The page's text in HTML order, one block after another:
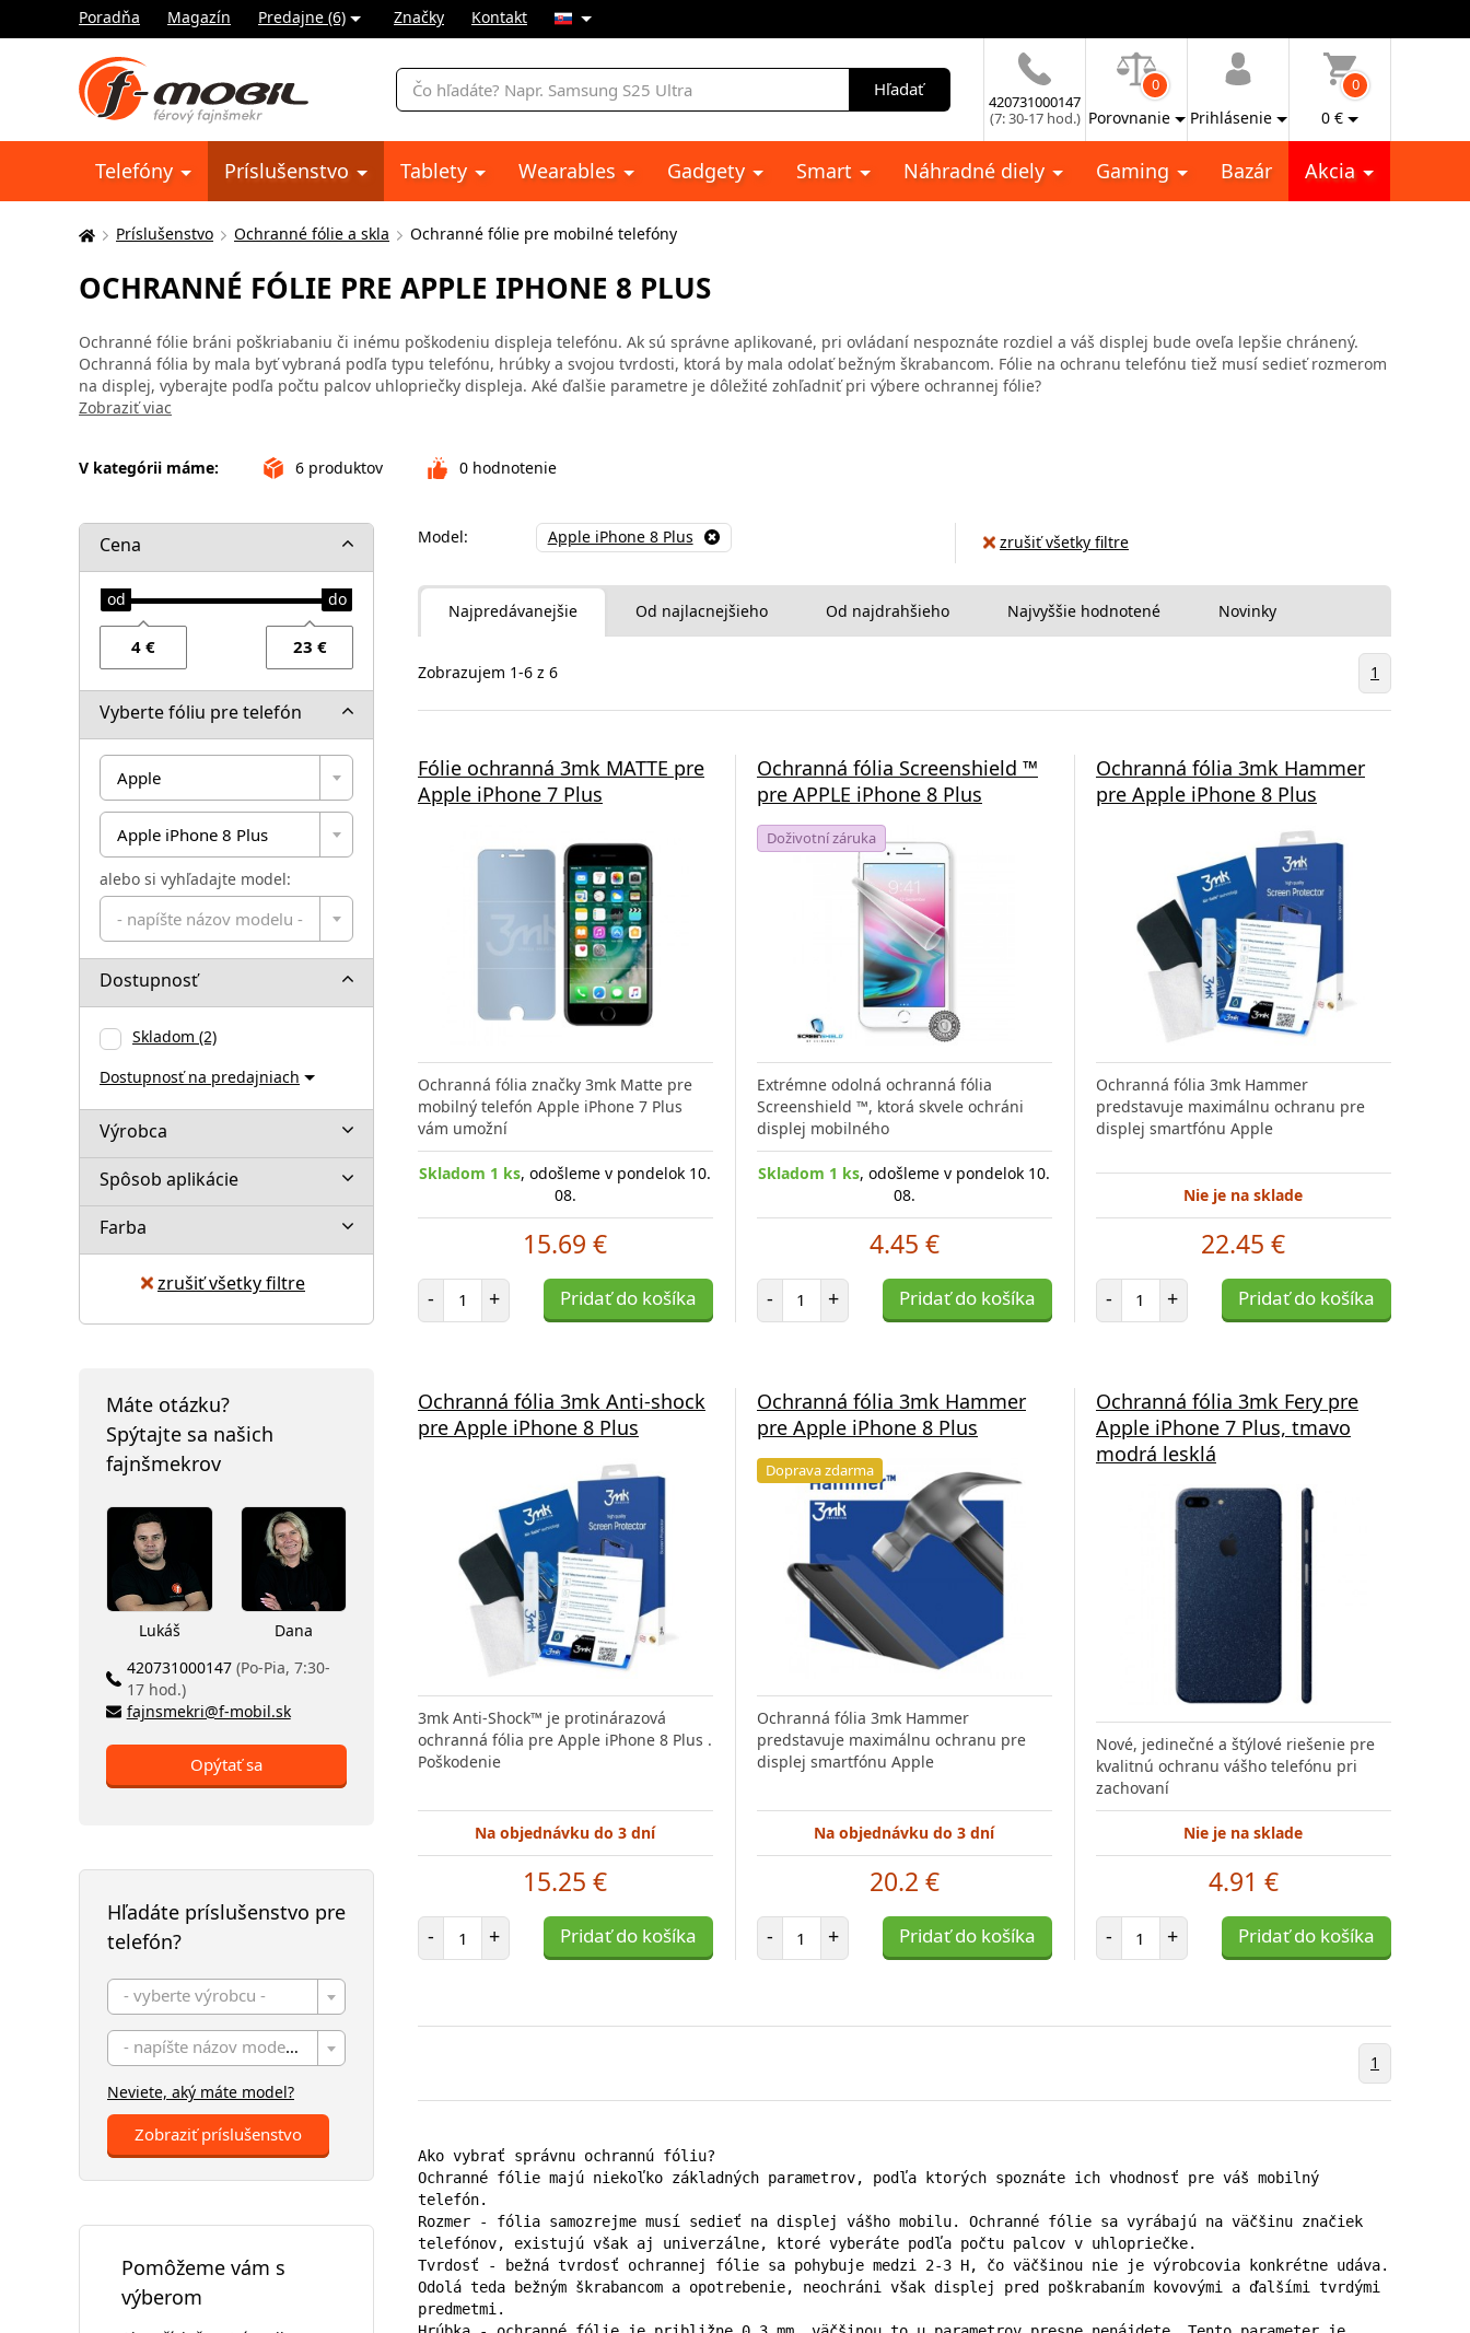
Poradňa Magazín Predajne (6) Značky Kontakt
Vyhľadávanie
Hľadať
420731000147
(7: 30-17 hod.)
0
Porovnanie Prihlásenie
0
0 €
Telefóny Príslušenstvo Tablety Wearables Gadgety Smart Náhradné diely Gaming Bazár Akcia
Tu
nachádzate:
Príslušenstvo Ochranné fólie a skla Ochranné fólie pre mobilné telefóny
OCHRANNÉ FÓLIE PRE APPLE IPHONE 8 PLUS
Ochranné fólie bráni poškriabaniu či inému poškodeniu displeja telefónu. Ak sú správne aplikované, pri ovládaní nespoznáte rozdiel a váš displej bude oveľa lepšie chránený.
Ochranná fólia by mala byť vybraná podľa typu telefónu, hrúbky a svojou tvrdosti, ktorá by mala odolať bežným škrabancom. Fólie na ochranu telefónu tiež musí sedieť rozmerom
na displej, vyberajte podľa počtu palcov uhlopriečky displeja. Aké ďalšie parametre je dôležité zohľadniť pri výbere ochrannej fólie?
Zobraziť viac
V kategórii máme: 6 produktov 0 hodnotenie
Cena
Vyberte fóliu pre telefón
Apple
Apple iPhone 8 Plus
alebo si vyhľadajte model:
- napíšte názov modelu -
Dostupnosť
Skladom (2)
Dostupnosť na predajniach
Výrobca
Spôsob aplikácie
Farba
zrušiť všetky filtre
Máte otázku?
Spýtajte sa našich
fajnšmekrov
Lukáš
Dana
420731000147 (Po-Pia, 7:30-
17 hod.)
fajnsmekri@f-mobil.sk
Opýtať sa
Hľadáte príslušenstvo pre
telefón?
- vyberte výrobcu -
- napíšte názov modelu -
Neviete, aký máte model?
Zobraziť príslušenstvo
Pomôžeme vám s
výberom
Model: Apple iPhone 8 Plus zrušiť všetky filtre
Najpredávanejšie Od najlacnejšieho Od najdrahšieho Najvyššie hodnotené Novinky
Zobrazujem 1-6 z 6 1
Fólie ochranná 3mk MATTE pre
Apple iPhone 7 Plus
Ochranná fólia značky 3mk Matte pre
mobilný telefón Apple iPhone 7 Plus
vám umožní
Skladom 1 ks, odošleme v pondelok 10.
08.
15.69 €
- Počet položiek
+ Pridať do košíka
Ochranná fólia Screenshield ™
pre APPLE iPhone 8 Plus
Doživotní záruka
Extrémne odolná ochranná fólia
Screenshield ™, ktorá skvele ochráni
displej mobilného
Skladom 1 ks, odošleme v pondelok 10.
08.
4.45 €
- Počet položiek
+ Pridať do košíka
Ochranná fólia 3mk Hammer
pre Apple iPhone 8 Plus
Ochranná fólia 3mk Hammer
predstavuje maximálnu ochranu pre
displej smartfónu Apple
Nie je na sklade
22.45 €
- Počet položiek
+ Pridať do košíka
Ochranná fólia 3mk Anti-shock
pre Apple iPhone 8 Plus
3mk Anti-Shock™ je protinárazová
ochranná fólia pre Apple iPhone 8 Plus .
Poškodenie
Na objednávku do 3 dní
15.25 €
- Počet položiek
+ Pridať do košíka
Ochranná fólia 3mk Hammer
pre Apple iPhone 8 Plus
Doprava zdarma
Ochranná fólia 3mk Hammer
predstavuje maximálnu ochranu pre
displej smartfónu Apple
Na objednávku do 3 dní
20.2 €
- Počet položiek
+ Pridať do košíka
Ochranná fólia 3mk Fery pre
Apple iPhone 7 Plus, tmavo
modrá lesklá
Nové, jedinečné a štýlové riešenie pre
kvalitnú ochranu vášho telefónu pri
zachovaní
Nie je na sklade
4.91 €
- Počet položiek
+ Pridať do košíka
1
Ako vybrať správnu ochrannú fóliu?
Ochranné fólie majú niekoľko základných parametrov, podľa ktorých spoznáte ich vhodnosť pre váš mobilný
telefón.
Rozmer - fólia samozrejme musí sedieť na displej vášho mobilu. Ochranné fólie sa vyrábajú na väčšinu značiek
telefónov, existujú však aj univerzálne, ktoré vyberáte podľa počtu palcov v uhlopriečke.
Tvrdosť - bežná tvrdosť ochrannej fólie sa pohybuje medzi 2-3 H, čo väčšinou nie je výrobcovia konkrétne udáva.
Odolá teda bežným škrabancom a opotrebenie, neochráni však displej pred poškrabaním kovovými a ďalšími tvrdými
predmetmi.